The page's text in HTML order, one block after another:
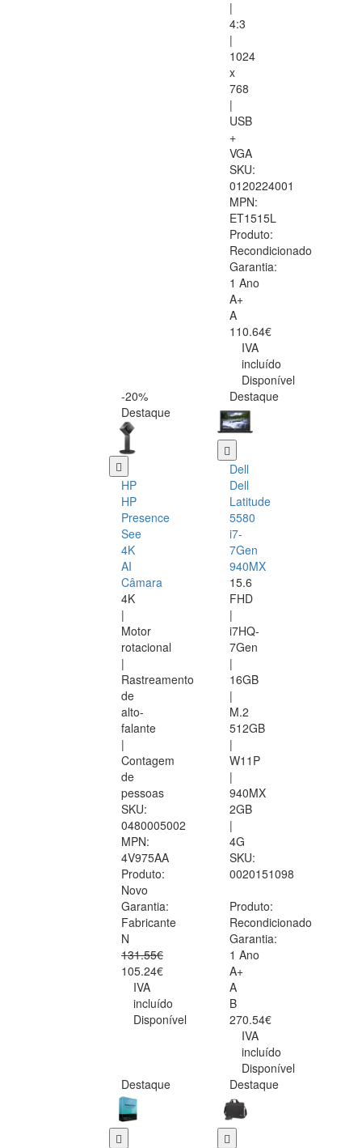
|
4:3
|
1024
x
768
|
USB
+
VGA
SKU:
0120224001
MPN:
ET1515L
Produto:
Recondicionado
Garantia:
1 Ano
A+
A
110.64€
IVA
incluído
Disponível
-20%
Destaque
HP
HP
Presence
See
4K
AI
Câmara
4K
|
Motor
rotacional
|
Rastreamento
de
alto-
falante
|
Contagem
de
pessoas
SKU:
0480005002
MPN:
4V975AA
Produto:
Novo
Garantia:
Fabricante
N
131.55€
105.24€
IVA
incluído
Disponível
Destaque
Dell
Dell
Latitude
5580
i7-
7Gen
940MX
15.6
FHD
|
i7HQ-
7Gen
|
16GB
|
M.2
512GB
|
W11P
|
940MX
2GB
|
4G
SKU:
0020151098
Produto:
Recondicionado
Garantia:
1 Ano
A+
A
B
270.54€
IVA
incluído
Disponível
Destaque
Destaque